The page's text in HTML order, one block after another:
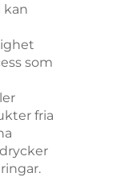
kan
som
fria